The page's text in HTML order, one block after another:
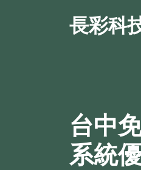
長彩科
台中
系統